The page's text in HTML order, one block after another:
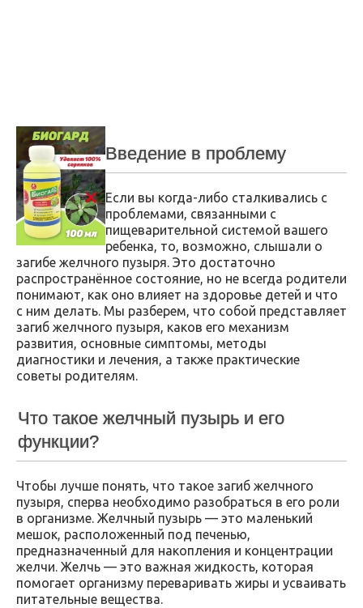
Введение в проблему
Если вы когда-либо сталкивались с
проблемами, связанными с
пищеварительной системой вашего
ребенка, то, возможно, слышали о
загибе желчного пузыря. Это достаточно
распространённое состояние, но не всегда родители
понимают, как оно влияет на здоровье детей и что
с ним делать. Мы разберем, что собой представляет
загиб желчного пузыря, каков его механизм
развития, основные симптомы, методы
диагностики и лечения, а также практические
советы родителям.
Что такое желчный пузырь и его
функции?
Чтобы лучше понять, что такое загиб желчного
пузыря, сперва необходимо разобраться в его роли
в организме. Желчный пузырь — это маленький
мешок, расположенный под печенью,
предназначенный для накопления и концентрации
желчи. Желчь — это важная жидкость, которая
помогает организму переваривать жиры и усваивать
питательные вещества.